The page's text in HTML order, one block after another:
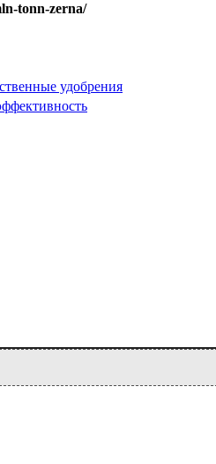
tonn-zerna/
удобрения